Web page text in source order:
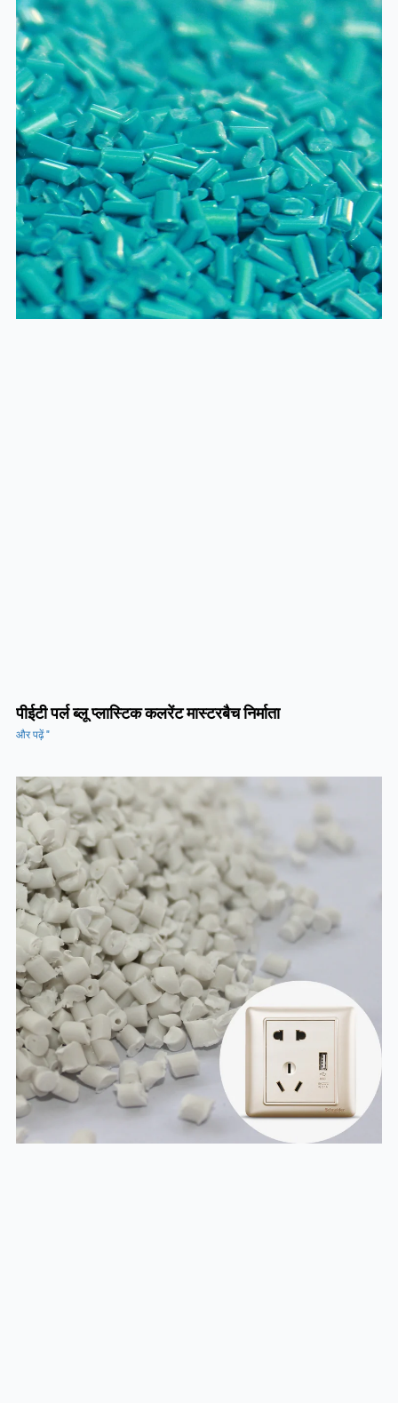
पीईटी पर्ल ब्लू प्लास्टिक कलरेंट मास्टरबैच निर्माता
और पढ़ें "